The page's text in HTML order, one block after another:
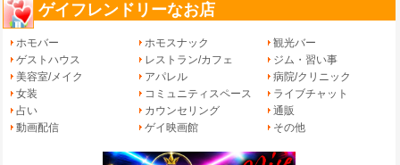
ゲイフレンドリーなお店
ホモバー ホモスナック
観光バー
ゲストハウス
レストラン/カフェ
ジム・習い事
美容室/メイク
アパレル
病院/クリニック
女装
コミュニティスペース
ライブチャット
占い
カウンセリング
通販
動画配信
ゲイ映画館 その他